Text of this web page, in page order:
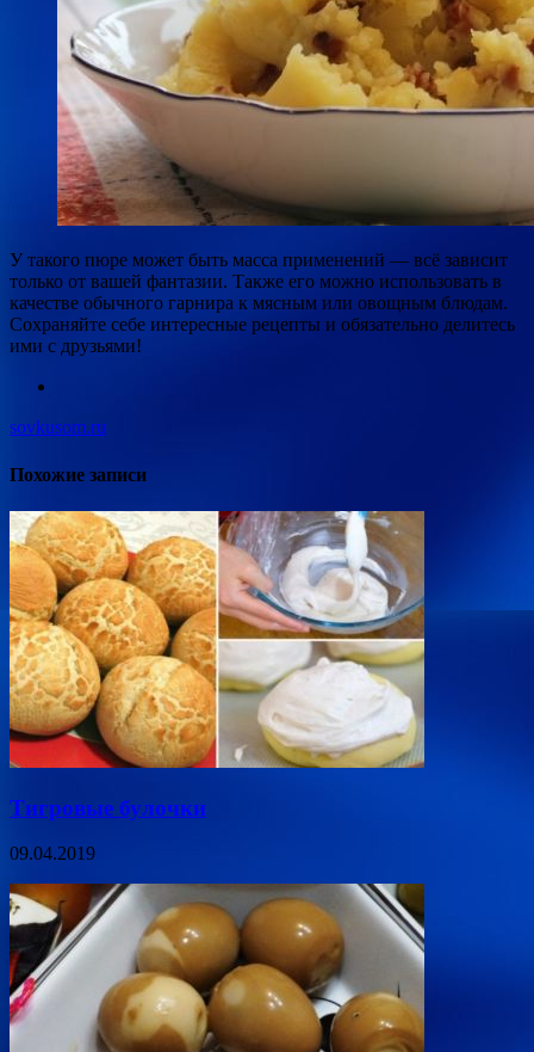
У такого пюре может быть масса применений — всё зависит
только от вашей фантазии. Также его можно использовать в
качестве обычного гарнира к мясным или овощным блюдам.
Сохраняйте себе интересные рецепты и обязательно делитесь
ими с друзьями!
sovkusom.ru
Похожие записи
Тигровые булочки
09.04.2019